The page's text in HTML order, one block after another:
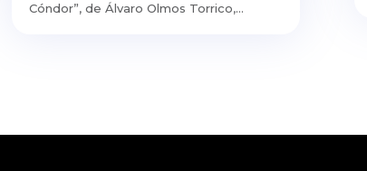
Cóndor”, de Álvaro Olmos Torrico,...